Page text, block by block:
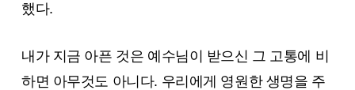
했다.
내가 지금 아픈 것은 예수님이 받으신 그 고통에 비
하면 아무것도 아니다. 우리에게 영원한 생명을 주